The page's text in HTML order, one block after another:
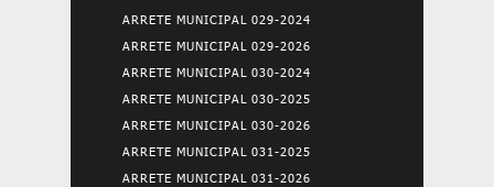
ARRETE MUNICIPAL 029-2024
ARRETE MUNICIPAL 029-2026
ARRETE MUNICIPAL 030-2024
ARRETE MUNICIPAL 030-2025
ARRETE MUNICIPAL 030-2026
ARRETE MUNICIPAL 031-2025
ARRETE MUNICIPAL 031-2026